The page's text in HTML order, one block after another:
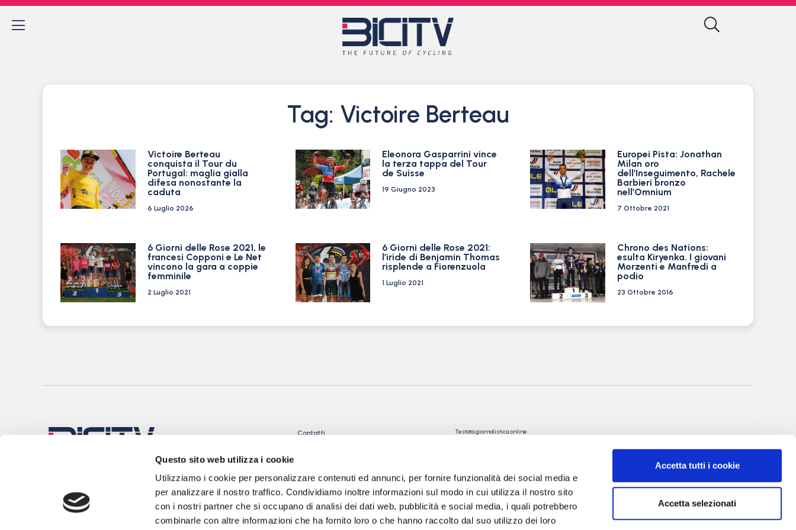
Questo sito web utilizza i cookie
Utilizziamo i cookie per personalizzare contenuti ed annunci, per fornire funzionalità dei social media e
per analizzare il nostro traffico. Condividiamo inoltre informazioni sul modo in cui utilizza il nostro sito
con i nostri partner che si occupano di analisi dei dati web, pubblicità e social media, i quali potrebbero
combinarle con altre informazioni che ha fornito loro o che hanno raccolto dal suo utilizzo dei loro
Accetta tutti i cookie
Accetta selezionati
Tag: Victoire Berteau
Victoire Berteau
conquista il Tour du
Portugal: maglia gialla
difesa nonostante la
caduta
6 Luglio 2026
Eleonora Gasparrini vince
la terza tappa del Tour
de Suisse
19 Giugno 2023
Europei Pista: Jonathan
Milan oro
dell’Inseguimento, Rachele
Barbieri bronzo
nell’Omnium
7 Ottobre 2021
6 Giorni delle Rose 2021, le
francesi Copponi e Le Net
vincono la gara a coppie
femminile
2 Luglio 2021
6 Giorni delle Rose 2021:
l’iride di Benjamin Thomas
risplende a Fiorenzuola
1 Luglio 2021
Chrono des Nations:
esulta Kiryenka. I giovani
Morzenti e Manfredi a
podio
23 Ottobre 2016
Contatti
Testata giornalistica online
Direttore Responsabile: Giorgio Torre
C.
Sede: via Papa Giovanni XXIII, 20
24050 Calcinate (BG)